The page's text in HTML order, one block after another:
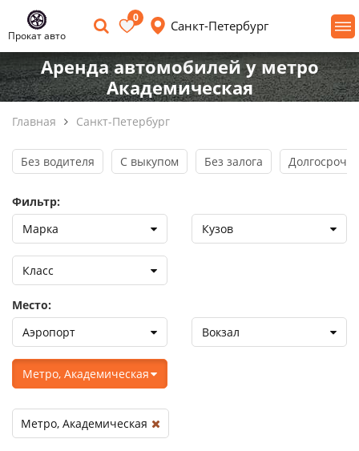
Прокат авто
0
Санкт-Петербург
Аренда автомобилей у метро
Академическая
Главная Санкт-Петербург
Без водителя С выкупом Без залога
Фильтр:
Марка
Кузов
Класс
Место:
Аэропорт
Вокзал
Метро, Академическая
Метро, Академическая